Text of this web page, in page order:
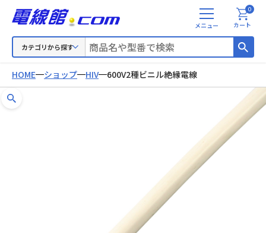
カテゴリから探す
メ
ニ
カート
0
HOME ショップ HIV 600V2種ビニル絶縁電線